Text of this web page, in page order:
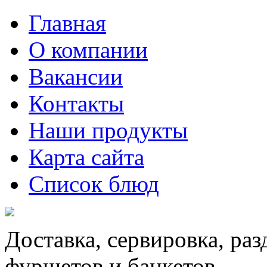
Главная
О компании
Вакансии
Контакты
Наши продукты
Карта сайта
Список блюд
Доставка, сервировка,